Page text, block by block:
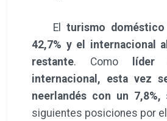
El turismo
42,7% y el internacional
restante. Como
líder
internacional, esta vez
neerlandés con un 7,8%,
siguientes posiciones por el